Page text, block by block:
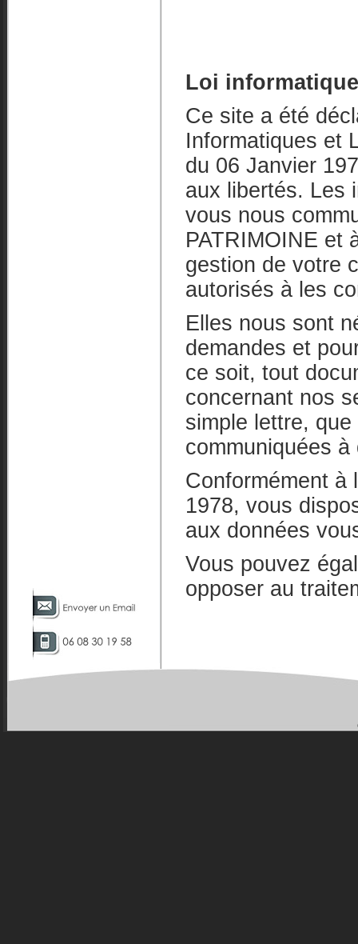
Loi
Ce site a été
Informatiques et
du 06 Janvier
aux libertés. Les
vous nous
PATRIMOINE et
gestion de votre
autorisés à les
Elles nous sont
demandes et
ce soit, tout
concernant nos
simple lettre,
communiquées à
Conformément à
1978, vous
aux données
Vous pouvez
opposer au